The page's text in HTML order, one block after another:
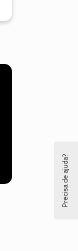
Precisa de ajuda?